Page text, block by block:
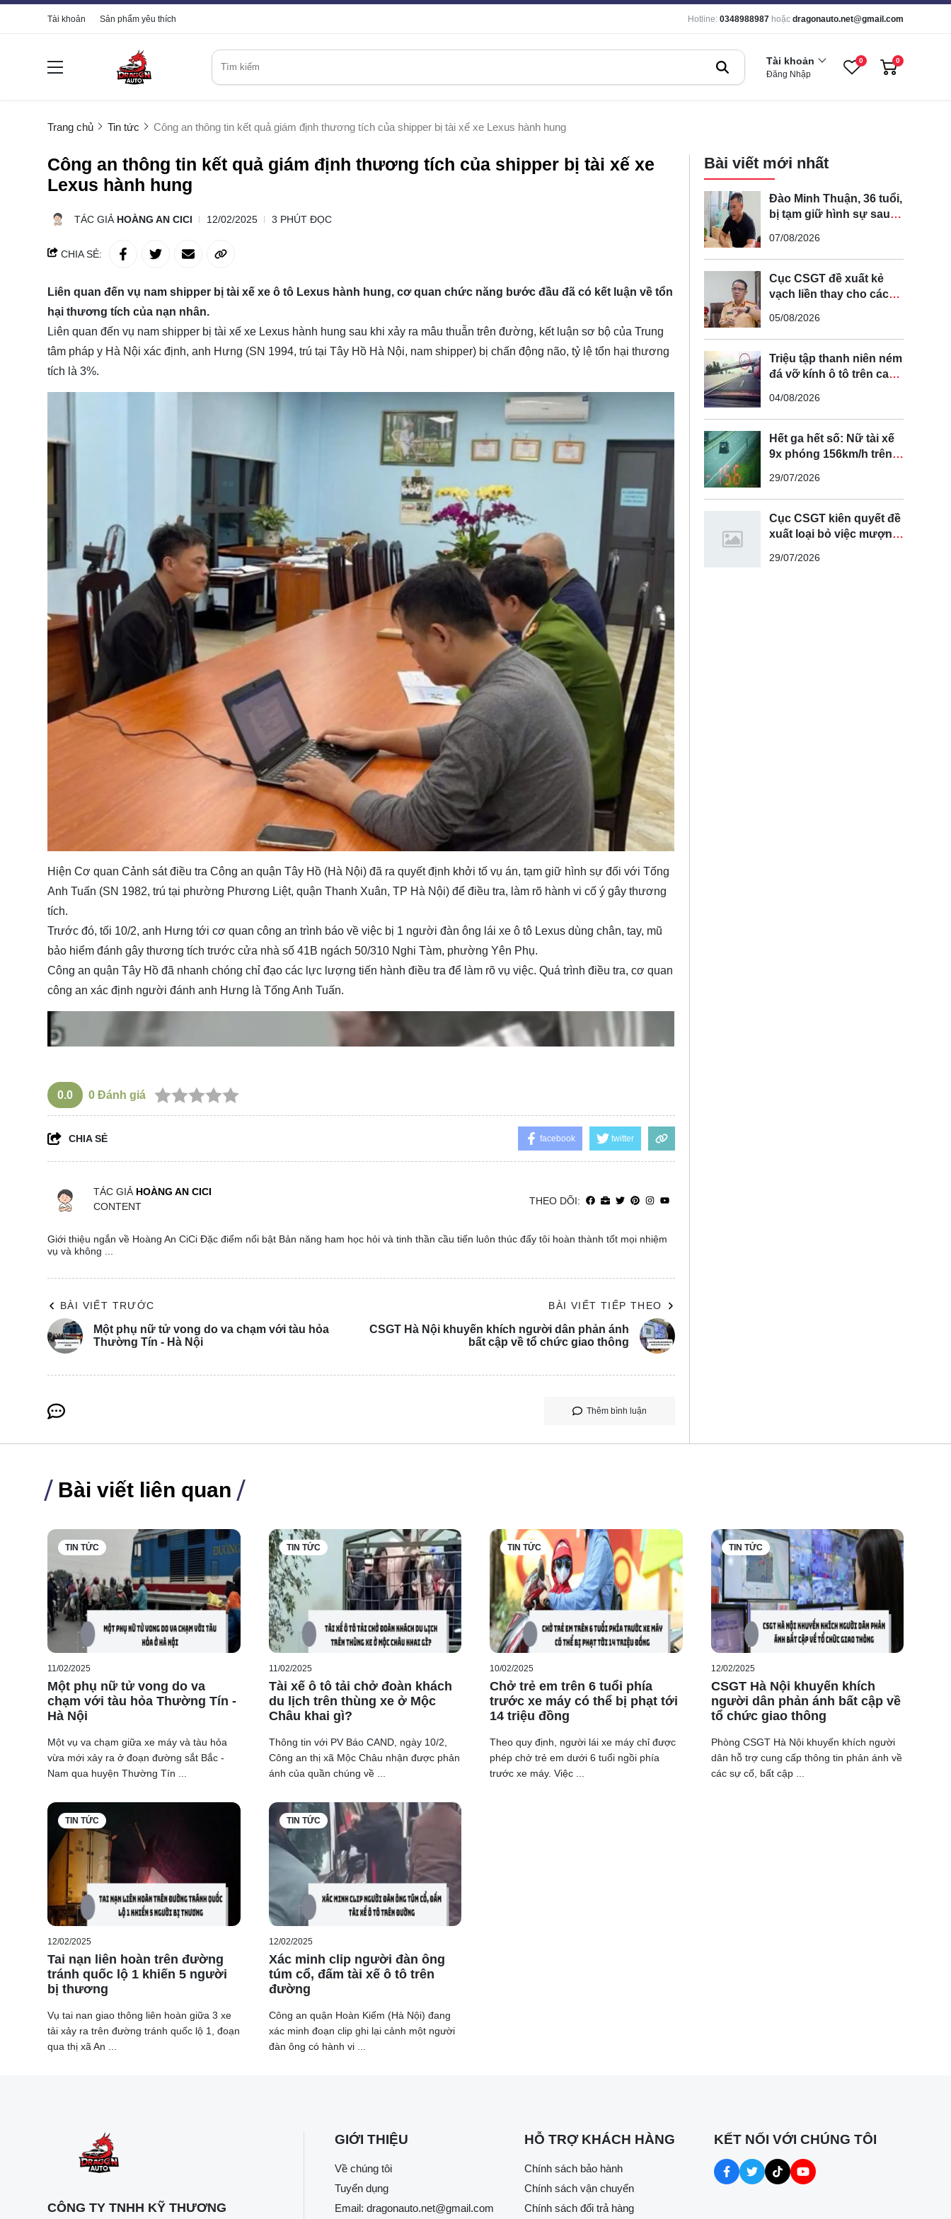
Tài khoản Sản phẩm yêu thích Hotline: 0348988987 hoặc dragonauto.net@gmail.com
Tài khoản
Đăng Nhập
0 0
Trang chủ Tin tức Công an thông tin kết quả giám định thương tích của shipper bị tài xế xe Lexus hành hung
Công an thông tin kết quả giám định thương tích của shipper bị tài xế xe
Lexus hành hung
TÁC GIẢ HOÀNG AN CICI 12/02/2025 3 PHÚT ĐỌC
CHIA SẺ:
Liên quan đến vụ nam shipper bị tài xế xe ô tô Lexus hành hung, cơ quan chức năng bước đầu đã có kết luận về tổn
hại thương tích của nạn nhân.
Liên quan đến vụ nam shipper bị tài xế xe Lexus hành hung sau khi xảy ra mâu thuẫn trên đường, kết luận sơ bộ của Trung
tâm pháp y Hà Nội xác định, anh Hưng (SN 1994, trú tại Tây Hồ Hà Nội, nam shipper) bị chấn động não, tỷ lệ tổn hại thương
tích là 3%.
Hiện Cơ quan Cảnh sát điều tra Công an quận Tây Hồ (Hà Nội) đã ra quyết định khởi tố vụ án, tạm giữ hình sự đối với Tống
Anh Tuấn (SN 1982, trú tại phường Phương Liệt, quận Thanh Xuân, TP Hà Nội) để điều tra, làm rõ hành vi cố ý gây thương
tích.
Trước đó, tối 10/2, anh Hưng tới cơ quan công an trình báo về việc bị 1 người đàn ông lái xe ô tô Lexus dùng chân, tay, mũ
bảo hiểm đánh gây thương tích trước cửa nhà số 41B ngách 50/310 Nghi Tàm, phường Yên Phụ.
Công an quận Tây Hồ đã nhanh chóng chỉ đạo các lực lượng tiến hành điều tra để làm rõ vụ việc. Quá trình điều tra, cơ quan
công an xác định người đánh anh Hưng là Tống Anh Tuấn.
Chiều 11/2, Tống Anh Tuấn đã đến trụ sở Công an quận Tây Hồ đầu thú, khai nhận vi phạm của bản thân.
chân, tay, mũ bảo hiểm gây thương tích.
Hiện vụ việc đang tiếp tục được làm rõ.
0.0 0 Đánh giá
CHIA SẺ facebook twitter
TÁC GIẢ HOÀNG AN CICI
CONTENT
THEO DÕI:
Giới thiệu ngắn về Hoàng An CiCi Đặc điểm nổi bật Bản năng ham học hỏi và tinh thần cầu tiến luôn thúc đẩy tôi hoàn thành tốt mọi nhiệm
vụ và không ...
BÀI VIẾT TRƯỚC
Một phụ nữ tử vong do va chạm với tàu hỏa
Thường Tín - Hà Nội
BÀI VIẾT TIẾP THEO
CSGT Hà Nội khuyến khích người dân phản ánh
bất cập về tổ chức giao thông
Thêm bình luận
Bài viết mới nhất
Đào Minh Thuận, 36 tuổi,
bị tạm giữ hình sự sau
rồi đạp ngã chồng cũ
của bạn gái
07/08/2026
Cục CSGT đề xuất kẻ
vạch liền thay cho các
tuyến đường cong, cua,
đèo dốc để tránh tài xế
vượt ẩu
05/08/2026
Triệu tập thanh niên ném
đá vỡ kính ô tô trên cao
04/08/2026
Hết ga hết số: Nữ tài xế
9x phóng 156km/h trên
29/07/2026
Cục CSGT kiên quyết đề
xuất loại bỏ việc mượn
để vượt xe
29/07/2026
Bài viết liên quan
TIN TỨC
11/02/2025
Một phụ nữ tử vong do va
chạm với tàu hỏa Thường Tín -
Hà Nội
Một vụ va chạm giữa xe máy và tàu hỏa
vừa mới xảy ra ở đoạn đường sắt Bắc -
Nam qua huyện Thường Tín ...
TIN TỨC
11/02/2025
Tài xế ô tô tải chở đoàn khách
du lịch trên thùng xe ở Mộc
Châu khai gì?
Thông tin với PV Báo CAND, ngày 10/2,
Công an thị xã Mộc Châu nhận được phản
ánh của quần chúng về ...
TIN TỨC
10/02/2025
Chở trẻ em trên 6 tuổi phía
trước xe máy có thể bị phạt tới
14 triệu đồng
Theo quy định, người lái xe máy chỉ được
phép chở trẻ em dưới 6 tuổi ngồi phía
trước xe máy. Việc ...
TIN TỨC
12/02/2025
CSGT Hà Nội khuyến khích
người dân phản ánh bất cập về
tổ chức giao thông
Phòng CSGT Hà Nội khuyến khích người
dân hỗ trợ cung cấp thông tin phản ánh về
các sự cố, bất cập ...
TIN TỨC
12/02/2025
Tai nạn liên hoàn trên đường
tránh quốc lộ 1 khiến 5 người
bị thương
Vụ tai nan giao thông liên hoàn giữa 3 xe
tải xảy ra trên đường tránh quốc lộ 1, đoạn
qua thị xã An ...
TIN TỨC
12/02/2025
Xác minh clip người đàn ông
túm cổ, đấm tài xế ô tô trên
đường
Công an quận Hoàn Kiếm (Hà Nội) đang
xác minh đoạn clip ghi lại cảnh một người
đàn ông có hành vi ...
CÔNG TY TNHH KỸ THƯƠNG
GIỚI THIỆU
Về chúng tôi
Tuyển dụng
Email: dragonauto.net@gmail.com
HỖ TRỢ KHÁCH HÀNG
Chính sách bảo hành
Chính sách vận chuyển
Chính sách đổi trả hàng
KẾT NỐI VỚI CHÚNG TÔI